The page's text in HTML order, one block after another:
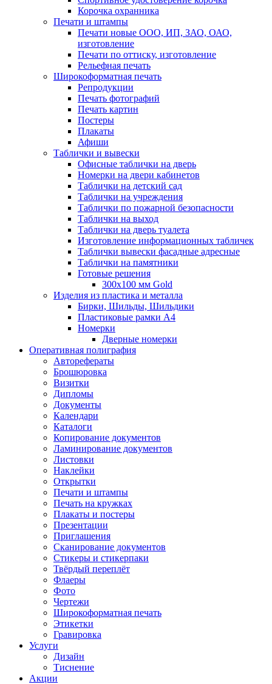
Корочка охранника
Печати и штампы
Печати новые ООО, ИП, ЗАО, ОАО,
изготовление
Печати по оттиску, изготовление
Рельефная печать
Широкоформатная печать
Репродукции
Печать фотографий
Печать картин
Постеры
Плакаты
Афиши
Таблички и вывески
Офисные таблички на дверь
Номерки на двери кабинетов
Таблички на детский сад
Таблички на учреждения
Таблички по пожарной безопасности
Таблички на выход
Таблички на дверь туалета
Изготовление информационных табличек
Таблички вывески фасадные адресные
Таблички на памятники
Готовые решения
300x100 мм Gold
Изделия из пластика и металла
Бирки, Шильды, Шильдики
Пластиковые рамки А4
Номерки
Дверные номерки
Оперативная полиграфия
Авторефераты
Брошюровка
Визитки
Дипломы
Документы
Календари
Каталоги
Копирование документов
Ламинирование документов
Листовки
Наклейки
Открытки
Печати и штампы
Печать на кружках
Плакаты и постеры
Презентации
Приглашения
Сканирование документов
Стикеры и стикерпаки
Твёрдый переплёт
Флаеры
Фото
Чертежи
Широкоформатная печать
Этикетки
Гравировка
Услуги
Дизайн
Тиснение
Акции